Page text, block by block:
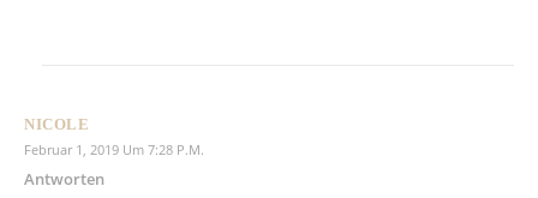
NICOLE
Februar 1, 2019 Um 7:28 P.m.
Antworten